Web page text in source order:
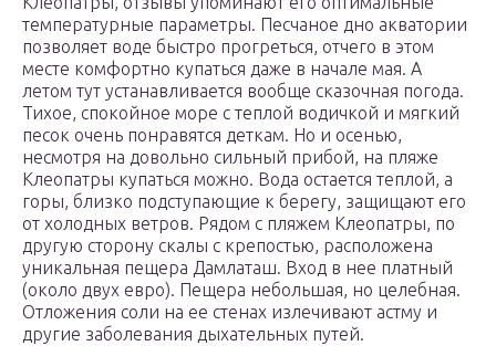
температурные параметры. Песчаное дно акватории
позволяет воде быстро прогреться, отчего в этом
месте комфортно купаться даже в начале мая. А
летом тут устанавливается вообще сказочная погода.
Тихое, спокойное море с теплой водичкой и мягкий
песок очень понравятся деткам. Но и осенью,
несмотря на довольно сильный прибой, на пляже
Клеопатры купаться можно. Вода остается теплой, а
горы, близко подступающие к берегу, защищают его
от холодных ветров. Рядом с пляжем Клеопатры, по
другую сторону скалы с крепостью, расположена
уникальная пещера Дамлаташ. Вход в нее платный
(около двух евро). Пещера небольшая, но целебная.
Отложения соли на ее стенах излечивают астму и
другие заболевания дыхательных путей.